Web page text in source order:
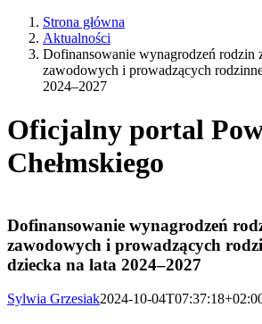
Strona główna
Aktualności
Dofinansowanie wynagrodzeń rodzin
zawodowych i prowadzących
2024–2027
Oficjalny portal
Chełmskiego
Dofinansowanie wynagrodzeń
zawodowych i prowadzących
dziecka na lata 2024–2027
Sylwia Grzesiak2024-10-